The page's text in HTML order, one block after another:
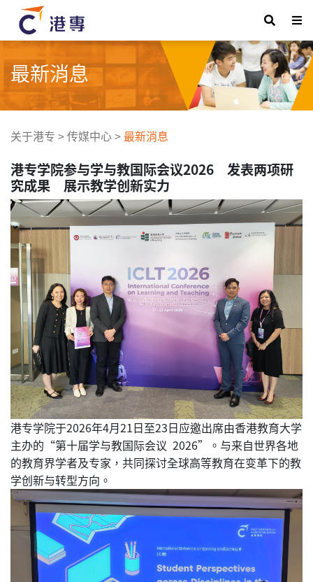
最新消息
关于港专 >传媒中心> 最新消息
港专学院参与学与教国际会议2026 发表两项研
究成果 展示教学创新实力
港专学院于2026年4月21日至23日应邀出席由香港教育大学
主办的“第十届学与教国际会议 2026”。与来自世界各地
的教育界学者及专家，共同探讨全球高等教育在变革下的教
学创新与转型方向。